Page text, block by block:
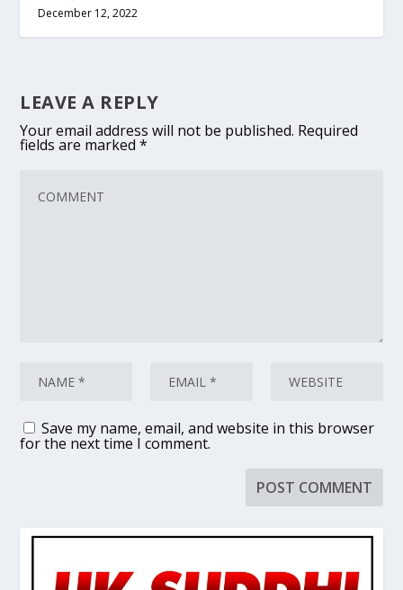
December 12, 2022
LEAVE A REPLY
Your email address will not be published. Required
fields are marked*
Save my name, email, and website in this browser
for the next time I comment.